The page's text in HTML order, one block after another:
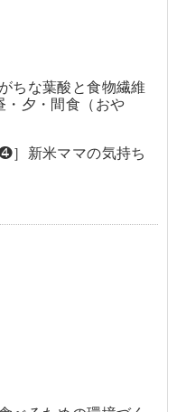
ちな葉酸と食物繊維
夕・間食（おや
］新米ママの気持ち